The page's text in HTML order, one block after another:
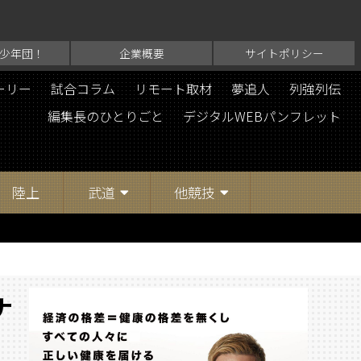
年団！ 企業概要 サイトポリシー
リー 試合コラム リモート取材 夢追人
列強列伝
編集長のひとりごと
デジタルWEBパンフレット
陸上 武道 他競技